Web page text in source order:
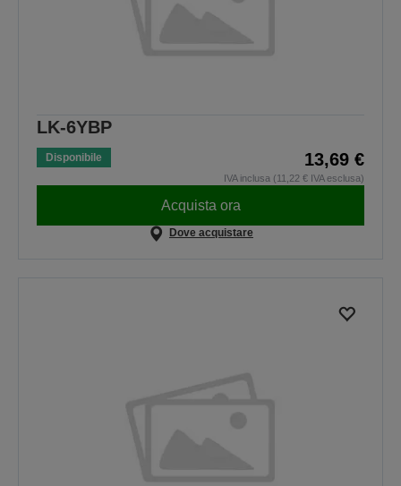
LK-6YBP
Disponibile 13,69 €
IVA inclusa (11,22 € IVA esclusa)
Acquista ora
Dove acquistare